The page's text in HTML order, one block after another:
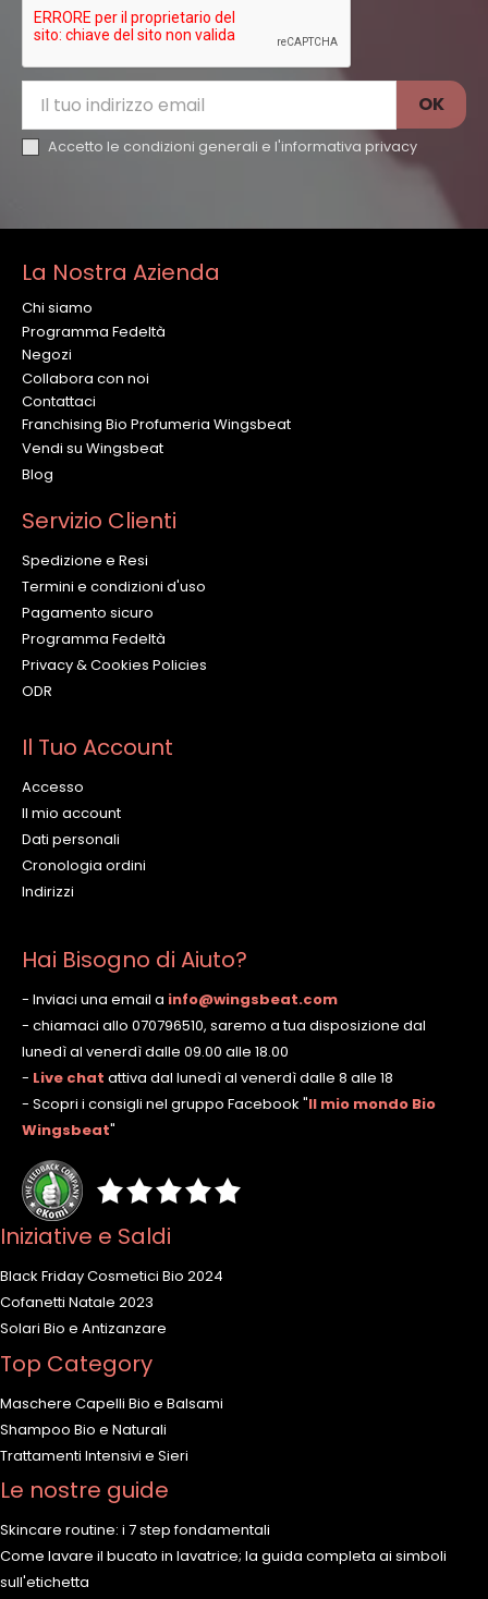
Accetto le condizioni generali e l'informativa privacy
La Nostra Azienda
Chi siamo
Programma Fedeltà
Negozi
Collabora con noi
Contattaci
Franchising Bio Profumeria Wingsbeat
Vendi su Wingsbeat
Blog
Servizio Clienti
Spedizione e Resi
Termini e condizioni d'uso
Pagamento sicuro
Programma Fedeltà
Privacy & Cookies Policies
ODR
Il Tuo Account
Accesso
Il mio account
Dati personali
Cronologia ordini
Indirizzi
Hai Bisogno di Aiuto?
- Inviaci una email a info@wingsbeat.com
- chiamaci allo 070796510, saremo a tua disposizione dal
lunedì al venerdì dalle 09.00 alle 18.00
- Live chat attiva dal lunedì al venerdì dalle 8 alle 18
- Scopri i consigli nel gruppo Facebook "Il mio mondo Bio
Wingsbeat"
Iniziative e Saldi
Black Friday Cosmetici Bio 2024
Cofanetti Natale 2023
Solari Bio e Antizanzare
Top Category
Maschere Capelli Bio e Balsami
Shampoo Bio e Naturali
Trattamenti Intensivi e Sieri
Le nostre guide
Skincare routine: i 7 step fondamentali
Come lavare il bucato in lavatrice; la guida completa ai simboli
sull'etichetta